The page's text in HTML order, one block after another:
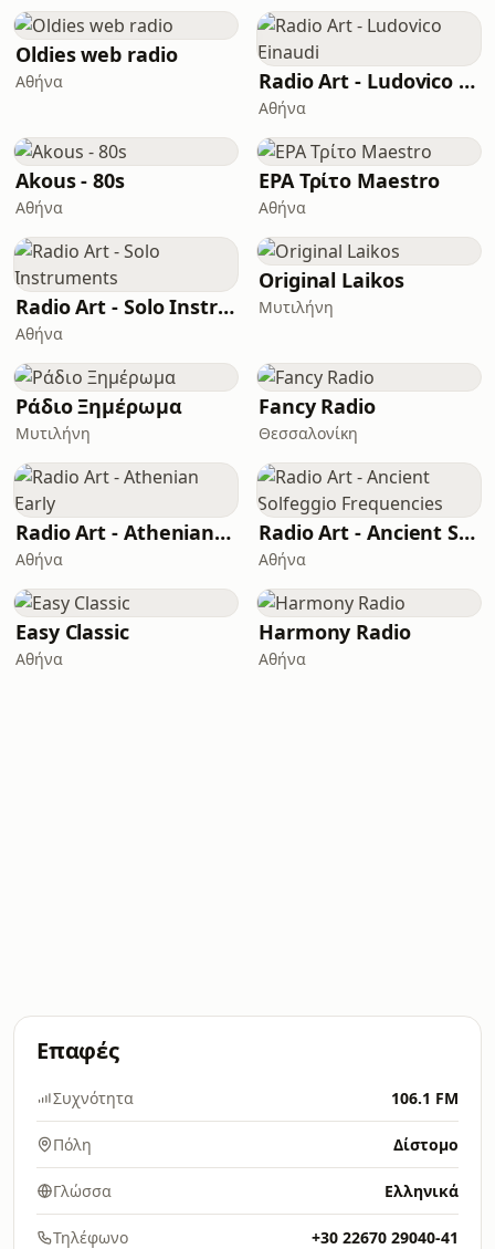
Oldies web radio
Αθήνα Radio Art - Ludovico Einaudi
Αθήνα
Akous - 80s
Αθήνα
ΕΡΑ Τρίτο Maestro
Αθήνα
Radio Art - Solo Instruments
Αθήνα
Original Laikos
Μυτιλήνη
Ράδιο Ξημέρωμα
Μυτιλήνη
Fancy Radio
Θεσσαλονίκη
Radio Art - Athenian Early
Αθήνα
Radio Art - Ancient Solfeggio Frequencies
Αθήνα
Easy Classic
Αθήνα
Harmony Radio
Αθήνα
Επαφές
Συχνότητα 106.1 FM
Πόλη Δίστομο
Γλώσσα Ελληνικά
Τηλέφωνο +30 22670 29040-41